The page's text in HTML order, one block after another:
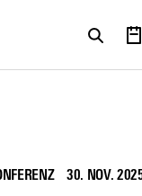
30. NOV.